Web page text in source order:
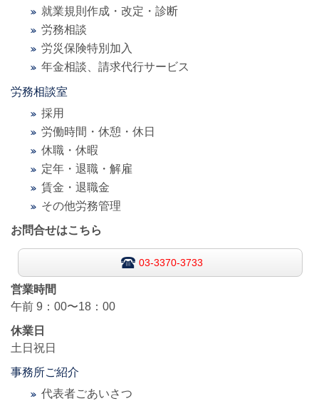
就業規則作成・改定・診断
労務相談
労災保険特別加入
年金相談、請求代行サービス
労務相談室
採用
労働時間・休憩・休日
休職・休暇
定年・退職・解雇
賃金・退職金
その他労務管理
お問合せはこちら
03-3370-3733
営業時間
午前 9：00〜18：00
休業日
土日祝日
事務所ご紹介
代表者ごあいさつ